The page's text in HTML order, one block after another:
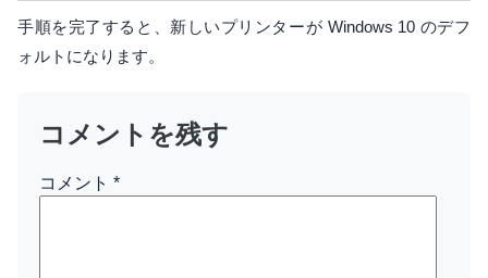
手順を完了すると、新しいプリンターが Windows 10 のデフ
ォルトになります。
コメントを残す
コメント *